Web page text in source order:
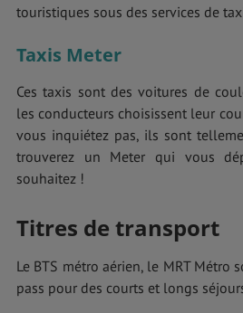
touristiques sous des services de
Taxis Meter
Ces taxis sont des voitures de
les conducteurs choisissent leur
vous inquiétez pas, ils sont
trouverez un Meter qui vous
souhaitez !
Titres de transport
Le BTS métro aérien, le MRT Métro
pass pour des courts et longs